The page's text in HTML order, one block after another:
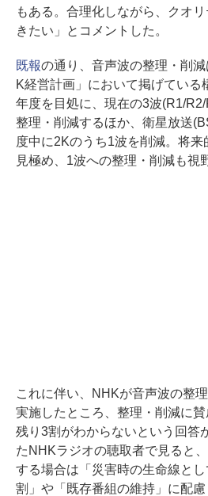
もある。合理化しながら、クオ
きたい」とコメントした。
既報の通り、音声波の整理・削
K経営計画」において掲げている
年度を目処に、現在の3波(R1/
整理・削減するほか、衛星放送
度中に2Kのうち1波を削減。将
見極め、1波への整理・削減も視
これに伴い、NHKが音声波の整
実施したところ、整理・削減に賛
残り3割がわからないという回答
たNHKラジオの聴取者で見ると
する場合は「災害時の生命線と
割」や「既存番組の維持」に配